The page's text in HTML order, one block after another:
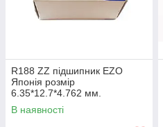
R188 ZZ підшипник EZO
Японія розмір
6.35*12.7*4.762 мм.
В наявності